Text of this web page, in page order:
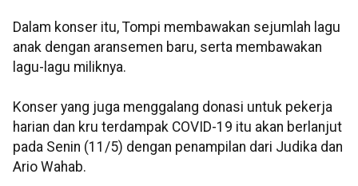
Dalam konser itu, Tompi membawakan sejumlah lagu
anak dengan aransemen baru, serta membawakan
lagu-lagu miliknya.
Konser yang juga menggalang donasi untuk pekerja
harian dan kru terdampak COVID-19 itu akan berlanjut
pada Senin (11/5) dengan penampilan dari Judika dan
Ario Wahab.